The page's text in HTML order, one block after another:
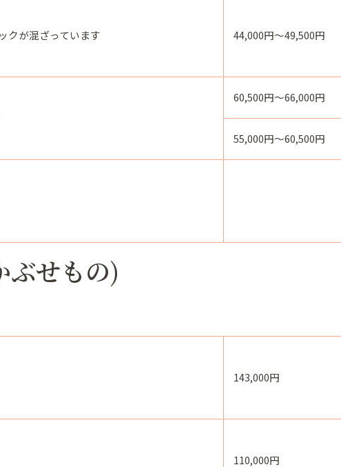
クが混ざっています 44,000円～49,500円
60,500円～66,000円
55,000円～60,500円
ぶせもの)
143,000円
110,000円